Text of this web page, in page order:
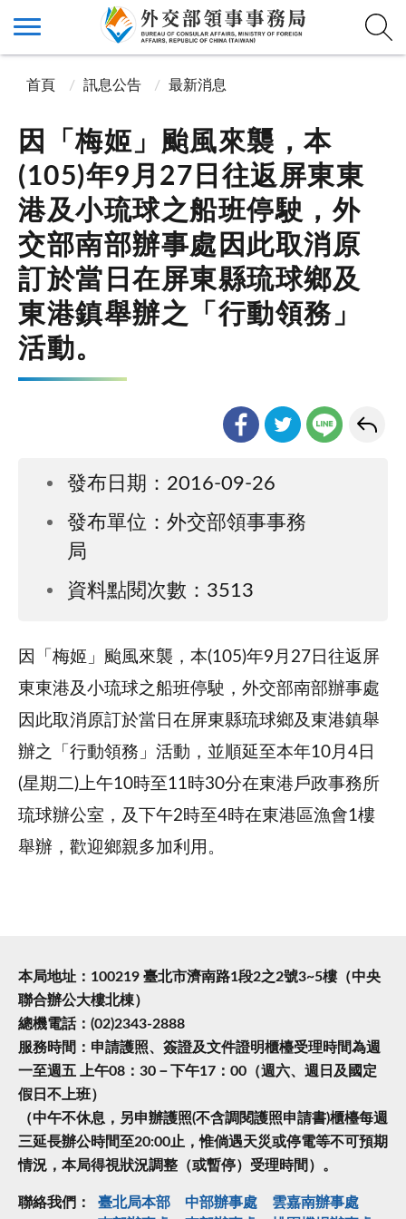
首頁 訊息公告 最新消息
因「梅姬」颱風來襲，本
(105)年9月27日往返屏東東
港及小琉球之船班停駛，外
交部南部辦事處因此取消原
訂於當日在屏東縣琉球鄉及
東港鎮舉辦之「行動領務」
活動。
發布日期：2016-09-26
發布單位：外交部領事事務
局
資料點閱次數：3513
因「梅姬」颱風來襲，本(105)年9月27日往返屏
東東港及小琉球之船班停駛，外交部南部辦事處
因此取消原訂於當日在屏東縣琉球鄉及東港鎮舉
辦之「行動領務」活動，並順延至本年10月4日
(星期二)上午10時至11時30分在東港戶政事務所
琉球辦公室，及下午2時至4時在東港區漁會1樓
舉辦，歡迎鄉親多加利用。
本局地址：100219 臺北市濟南路1段2之2號3~5樓（中央
聯合辦公大樓北棟）
總機電話：(02)2343-2888
服務時間：申請護照、簽證及文件證明櫃檯受理時間為週
一至週五 上午08：30－下午17：00（週六、週日及國定
假日不上班）
（中午不休息，另申辦護照(不含調閱護照申請書)櫃檯每週
三延長辦公時間至20:00止，惟倘遇天災或停電等不可預期
情況，本局得視狀況調整（或暫停）受理時間）。
聯絡我們： 臺北局本部 中部辦事處
雲嘉南辦事處